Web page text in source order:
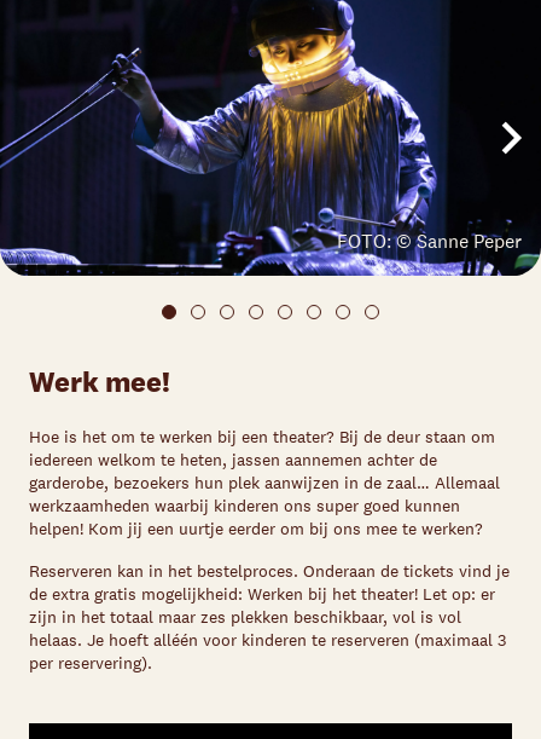
FOTO: © Sanne Peper
Werk mee!
Hoe is het om te werken bij een theater? Bij de deur staan om
iedereen welkom te heten, jassen aannemen achter de
garderobe, bezoekers hun plek aanwijzen in de zaal… Allemaal
werkzaamheden waarbij kinderen ons super goed kunnen
helpen! Kom jij een uurtje eerder om bij ons mee te werken?
Reserveren kan in het bestelproces. Onderaan de tickets vind je
de extra gratis mogelijkheid: Werken bij het theater! Let op: er
zijn in het totaal maar zes plekken beschikbaar, vol is vol
helaas. Je hoeft alléén voor kinderen te reserveren (maximaal 3
per reservering).